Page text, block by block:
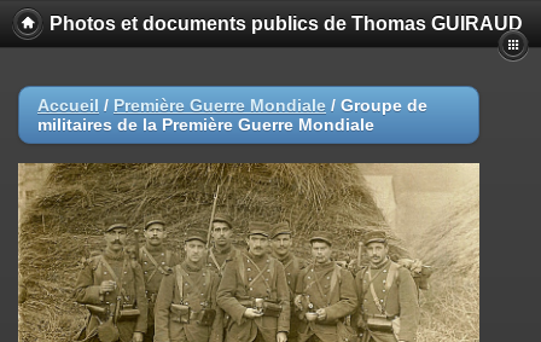
Photos et documents publics de Thomas GUIRAUD
Accueil / Première Guerre Mondiale / Groupe de
militaires de la Première Guerre Mondiale